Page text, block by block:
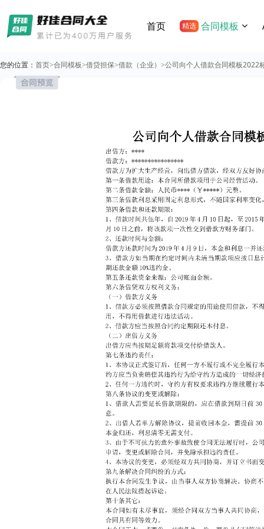
首页 精选 合同模板
您的位置： 首页>合同模板>借贷担保>借款（企业） >公司向个人借款合同模板2022